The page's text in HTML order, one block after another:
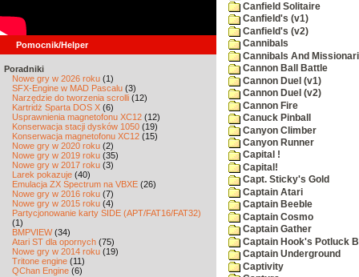
Pomocnik/Helper
Poradniki
Nowe gry w 2026 roku (1)
SFX-Engine w MAD Pascalu (3)
Narzędzie do tworzenia scrolli (12)
Kartridż Sparta DOS X (6)
Usprawnienia magnetofonu XC12 (12)
Konserwacja stacji dysków 1050 (19)
Konserwacja magnetofonu XC12 (15)
Nowe gry w 2020 roku (2)
Nowe gry w 2019 roku (35)
Nowe gry w 2017 roku (3)
Larek pokazuje (40)
Emulacja ZX Spectrum na VBXE (26)
Nowe gry w 2016 roku (7)
Nowe gry w 2015 roku (4)
Partycjonowanie karty SIDE (APT/FAT16/FAT32)
(1)
BMPVIEW(34)
Atari ST dla opornych (75)
Nowe gry w 2014 roku (19)
Tritone engine (11)
QChan Engine (6)
Canfield Solitaire
Canfield's (v1)
Canfield's (v2)
Cannibals
Cannibals And
Cannon Ball Battle
Cannon Duel (v1)
Cannon Duel (v2)
Cannon Fire
Canuck Pinball
Canyon Climber
Canyon Runner
Capital !
Capital!
Capt. Sticky's Gold
Captain Atari
Captain Beeble
Captain Cosmo
Captain Gather
Captain Hook's Potluck
Captain Underground
Captivity